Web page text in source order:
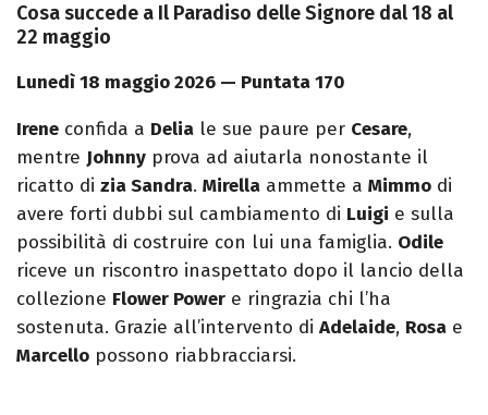
Cosa succede a Il Paradiso delle Signore dal 18 al
22 maggio
Lunedì 18 maggio 2026 — Puntata 170
Irene confida a Delia le sue paure per Cesare,
mentre Johnny prova ad aiutarla nonostante il
ricatto di zia Sandra. Mirella ammette a Mimmo di
avere forti dubbi sul cambiamento di Luigi e sulla
possibilità di costruire con lui una famiglia. Odile
riceve un riscontro inaspettato dopo il lancio della
collezione Flower Power e ringrazia chi l’ha
sostenuta. Grazie all’intervento di Adelaide, Rosa e
Marcello possono riabbracciarsi.